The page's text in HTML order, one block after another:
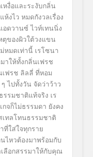
งื่อและระงับกลิ่น
งไว หมดกังวลเรื่อง
อดวานซ์ ไวท์เทนนิ่ง
ตุของผิวใต้วงแขน
หมดเท่านี้ เรโซนา
าให้ทั้งกลิ่นเฟรช
ฟรช ลิลลี่ ที่หอม
ไปทั้งวัน จัดว่าว้าว
รมชาติแท้จริง เร
จก็ไม่ธรรมดา ยังคง
เทลโทนธรรมชาติ
ที่ใส่ใจทุกราย
นไหวต้องมาพร้อมกับ
ลือกสรรมาให้กับคุณ